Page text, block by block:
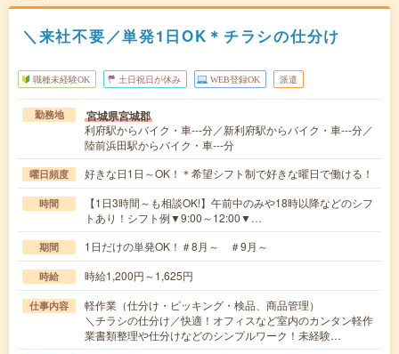
＼来社不要／単発1日OK＊チラシの仕分け
職種未経験OK 土日祝日が休み WEB登録OK 派遣
勤務地 宮城県宮城郡
利府駅からバイク・車---分／新利府駅からバイク・車---分／
陸前浜田駅からバイク・車---分
曜日頻度 好きな日1日～OK！＊希望シフト制で好きな曜日で働ける！
時間
【1日3時間～も相談OK!】午前中のみや18時以降などのシフ
トあり！シフト例▼9:00～12:00▼…
期間 1日だけの単発OK！＃8月～ ＃9月～
時給 時給1,200円～1,625円
仕事内容
軽作業（仕分け・ピッキング・検品、商品管理）
＼チラシの仕分け／快適！オフィスなど室内のカンタン軽作
業書類整理や仕分けなどのシンプルワーク！未経験…